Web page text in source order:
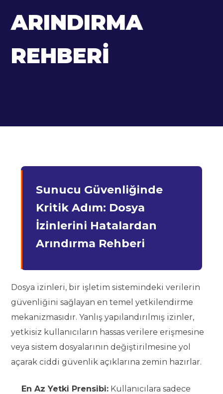
ARINDIRMA
REHBERI
Sunucu Güvenliğinde
Kritik Adım: Dosya
İzinlerini Hatalardan
Arındırma Rehberi
Dosya izinleri, bir işletim sistemindeki verilerin
güvenliğini sağlayan en temel yetkilendirme
mekanizmasıdır. Yanlış yapılandırılmış izinler,
yetkisiz kullanıcıların hassas verilere erişmesine
veya sistem dosyalarının değiştirilmesine yol
açarak ciddi güvenlik açıklarına zemin hazırlar.
En Az Yetki Prensibi: Kullanıcılara sadece